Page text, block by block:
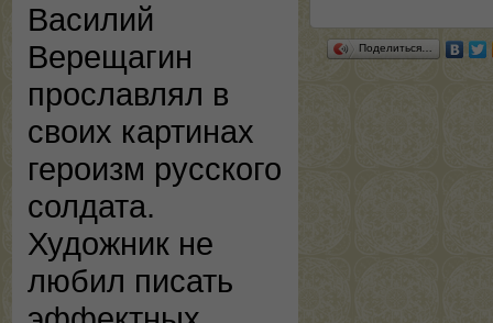
Василий
Верещагин
прославлял в
своих картинах
героизм русского
солдата.
Художник не
любил писать
Поделиться…